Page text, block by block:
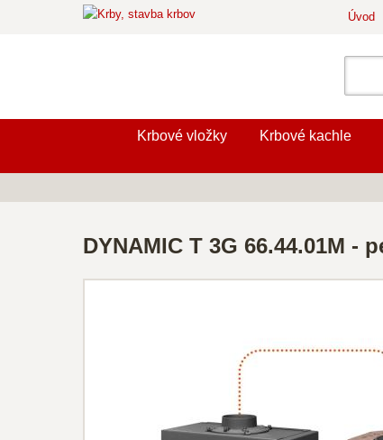
Úvod
Krbové vložky Krbové kachle
DYNAMIC T 3G 66.44.01M -